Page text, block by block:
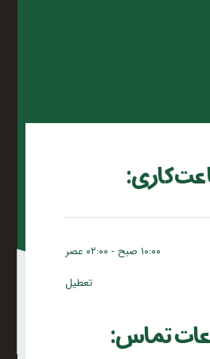
کاری:
۱۰:۰۰ صبح - ۰۲:۰۰ عصر
تعطیل
تماس: